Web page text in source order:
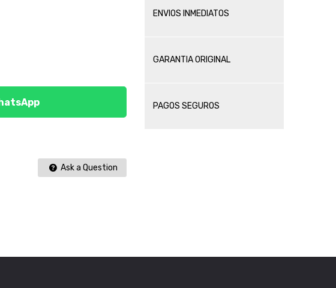
Ask a Question
ENVIOS INMEDIATOS
GARANTIA ORIGINAL
PAGOS SEGUROS